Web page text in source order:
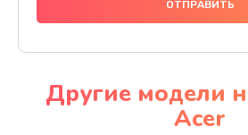
Ремонт
Настройка
Другие модели
Acer